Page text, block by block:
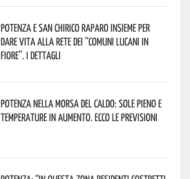
Potenza e San Chirico Raparo insieme per
dare vita alla rete dei “Comuni Lucani in
Fiore”. I dettagli
Potenza nella morsa del caldo: sole pieno e
temperature in aumento. Ecco le previsioni